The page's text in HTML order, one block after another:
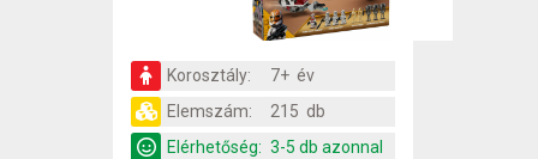
Korosztály:
7+ év
Elemszám:
215 db
Elérhetőség: 3-5 db azonnal